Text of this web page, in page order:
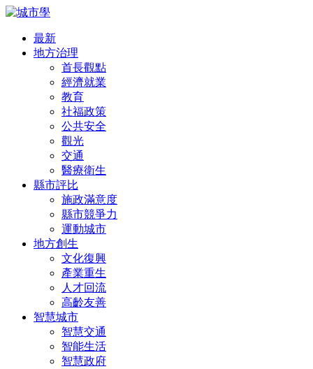
最新
地方治理
首長觀點
經濟就業
教育
社福政策
公共安全
觀光
交通
醫療衛生
縣市評比
施政滿意度
縣市競爭力
運動城市
地方創生
文化復興
產業重生
人才回流
高齡友善
智慧城市
智慧交通
智能生活
智慧政府